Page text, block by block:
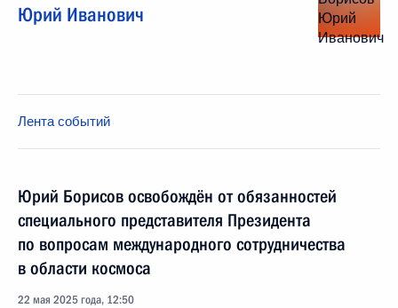
Юрий Иванович
Лента событий
Юрий Борисов освобождён от обязанностей
специального представителя Президента
по вопросам международного сотрудничества
в области космоса
22 мая 2025 года, 12:50